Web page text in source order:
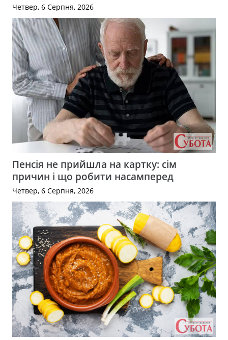
Четвер, 6 Серпня, 2026
Пенсія не прийшла на картку: сім
причин і що робити насамперед
Четвер, 6 Серпня, 2026